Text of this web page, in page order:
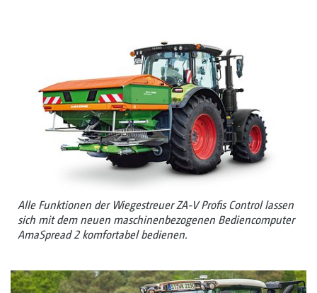
Alle Funktionen der Wiegestreuer ZA-V Profis Control lassen
sich mit dem neuen maschinenbezogenen Bediencomputer
AmaSpread 2 komfortabel bedienen.